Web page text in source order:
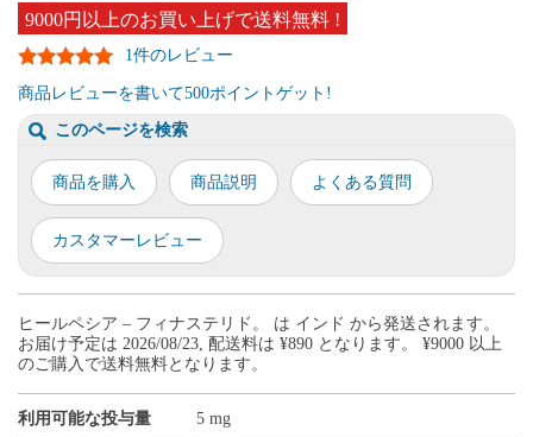
9000円以上のお買い上げで送料無料 !
1件のレビュー
商品レビューを書いて500ポイントゲット!
このページを検索
商品を購入 商品説明 よくある質問
カスタマーレビュー
ヒールペシア – フィナステリド。 は インド から発送されます。
お届け予定は 2026/08/23, 配送料は ¥890 となります。 ¥9000 以上
のご購入で送料無料となります。
利用可能な投与量 5 mg